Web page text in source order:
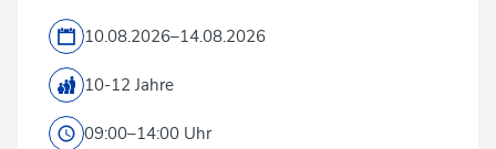
10.08.2026–14.08.2026
10-12 Jahre
09:00–14:00 Uhr